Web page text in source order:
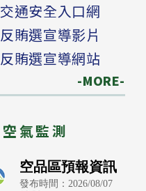
交通安全入口網
反賄選宣導影片
反賄選宣導網站
-MORE-
空氣監測